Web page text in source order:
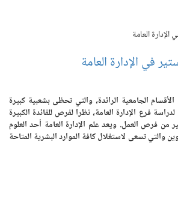
في الإدارة العامة
الجامعية الرائدة، والتي تحظى بشعبية كبيرة
فرع الإدارة العامة، نظرا لفرص للفائدة الكبيرة
من فرص العمل. ويعد علم الإدارة العامة أحد العلوم
والتي تسعى لاستغلال كافة الموارد البشرية المتاحة